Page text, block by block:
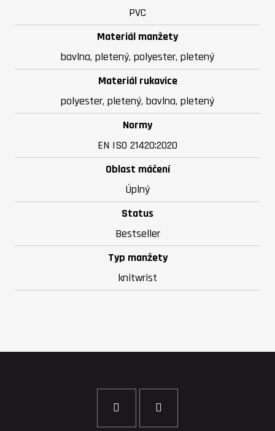
PVC
Materiál manžety
bavlna, pletený, polyester, pletený
Materiál rukavice
polyester, pletený, bavlna, pletený
Normy
EN ISO 21420:2020
Oblast máčení
Úplný
Status
Bestseller
Typ manžety
knitwrist